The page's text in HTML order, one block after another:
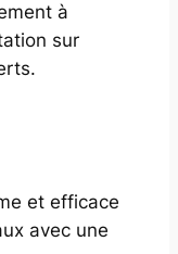
à
sur
et efficace
avec une